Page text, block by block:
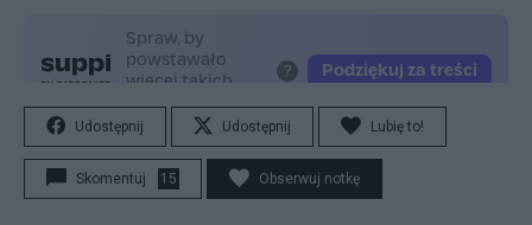
Udostępnij Udostępnij Lubię to!
Skomentuj 15 Obserwuj notkę